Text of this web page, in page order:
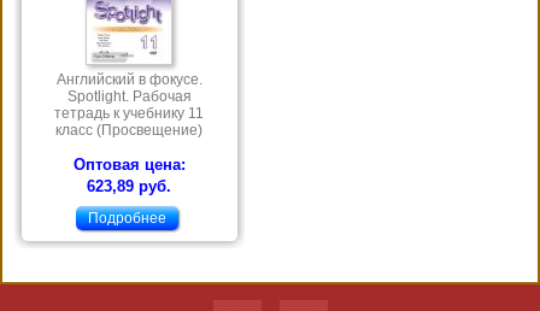
Английский в фокусе.
Spotlight. Рабочая
тетрадь к учебнику 11
класс (Просвещение)
Оптовая цена:
623,89 руб.
Подробнее